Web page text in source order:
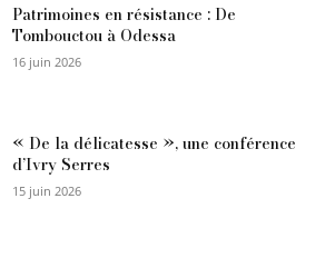
Patrimoines en résistance : De
Tombouctou à Odessa
16 juin 2026
« De la délicatesse », une conférence
d’Ivry Serres
15 juin 2026